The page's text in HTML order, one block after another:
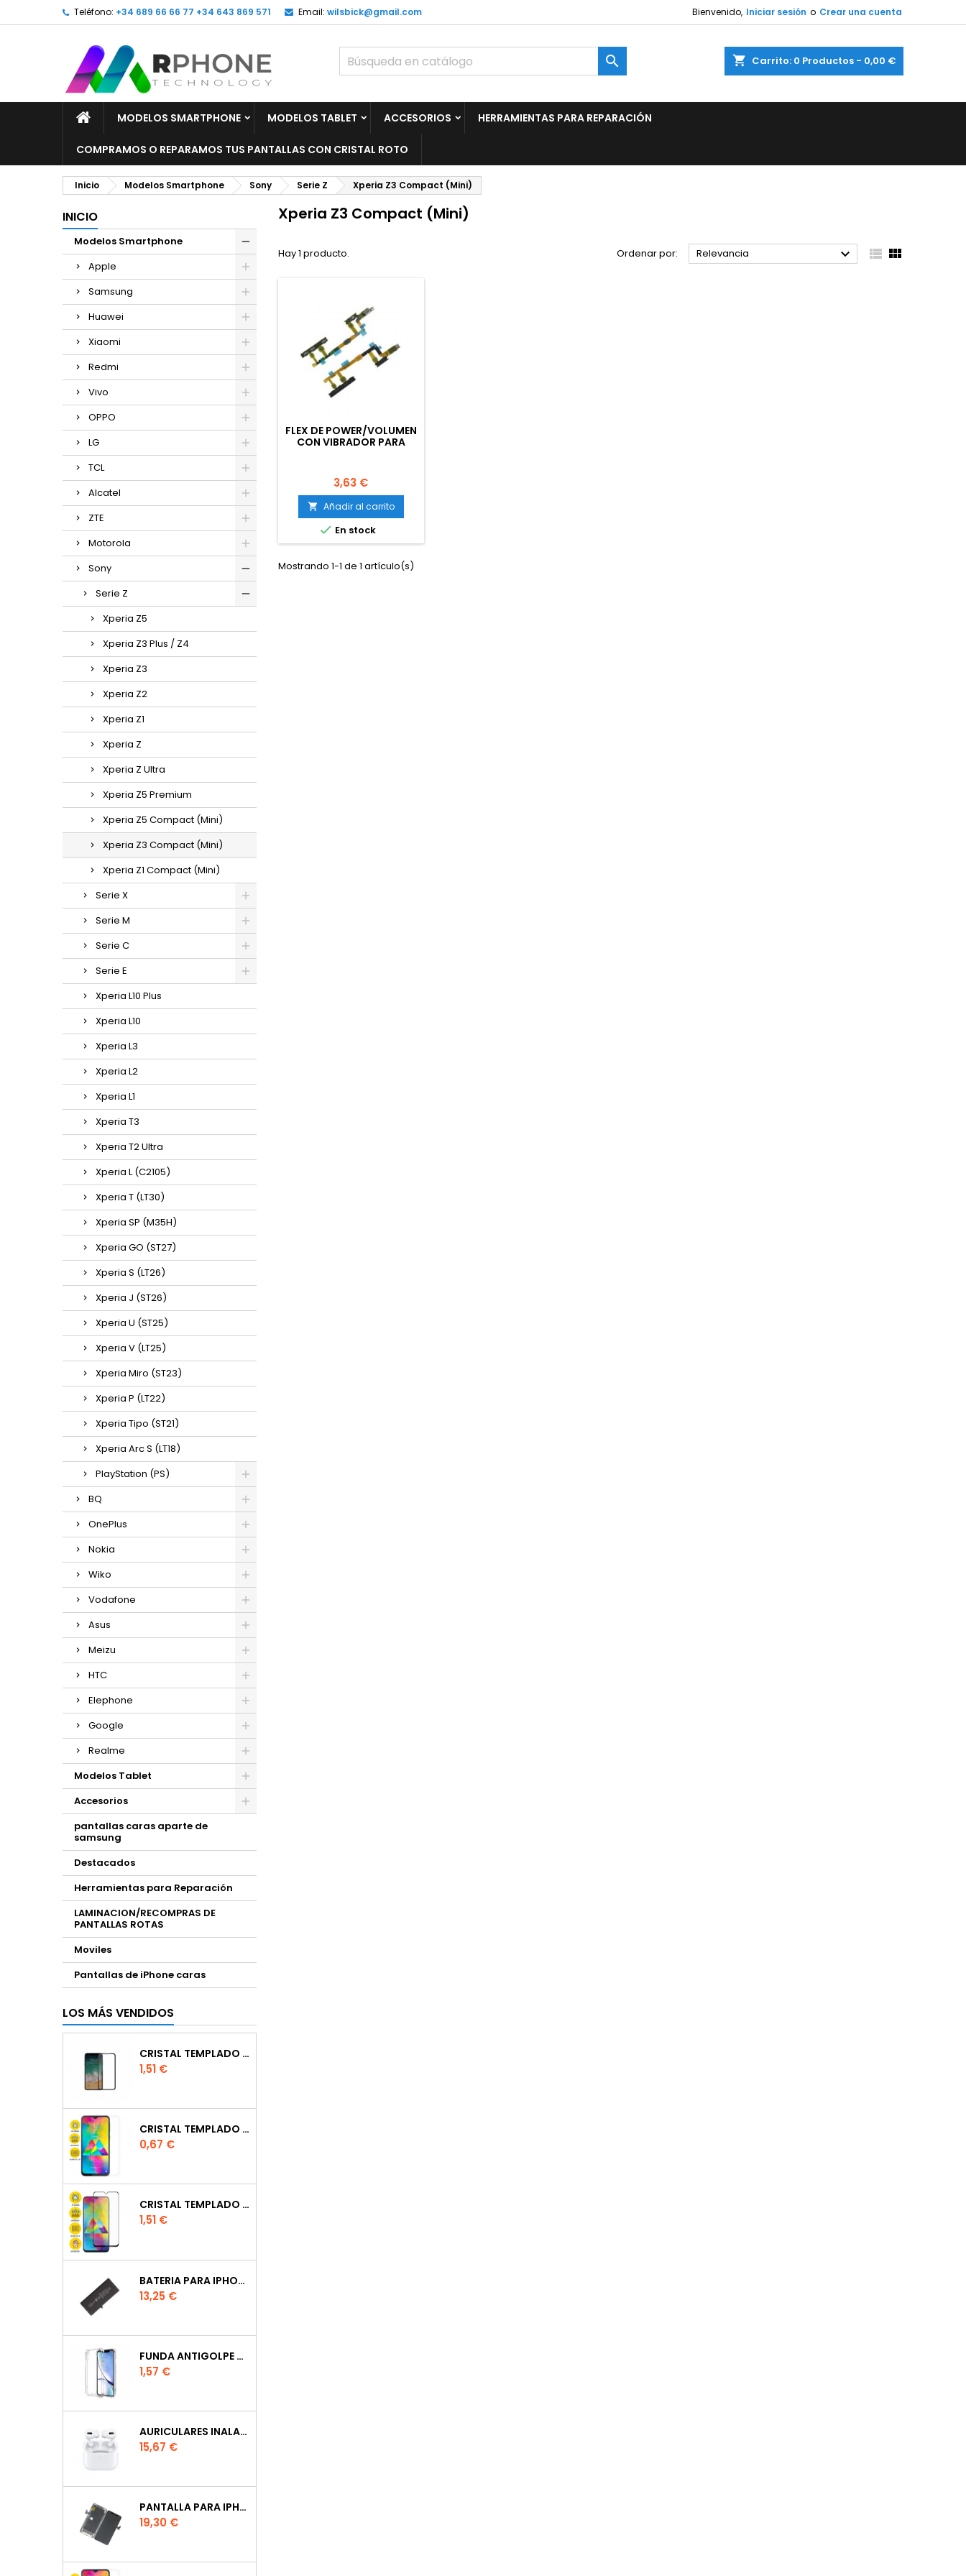
Teléfono: +34 689 66 66 77 +34 643 869 571 Email: wilsbick@gmail.com Bienvenido, Iniciar sesión o Crear una cuenta
shopping_cart Carrito: 0 Productos - 0,00 €

MODELOS SMARTPHONE MODELOS TABLET ACCESORIOS HERRAMIENTAS PARA REPARACIÓN
COMPRAMOS O REPARAMOS TUS PANTALLAS CON CRISTAL ROTO
Inicio Modelos Smartphone Sony Serie Z Xperia Z3 Compact (Mini)
INICIO
Modelos Smartphone
Apple
Samsung
Huawei
Xiaomi
Redmi
Vivo
OPPO
LG
TCL
Alcatel
ZTE
Motorola
Sony
Serie Z
Xperia Z5
Xperia Z3 Plus / Z4
Xperia Z3
Xperia Z2
Xperia Z1
Xperia Z
Xperia Z Ultra
Xperia Z5 Premium
Xperia Z5 Compact (Mini)
Xperia Z3 Compact (Mini)
Xperia Z1 Compact (Mini)
Serie X
Serie M
Serie C
Serie E
Xperia L10 Plus
Xperia L10
Xperia L3
Xperia L2
Xperia L1
Xperia T3
Xperia T2 Ultra
Xperia L (C2105)
Xperia T (LT30)
Xperia SP (M35H)
Xperia GO (ST27)
Xperia S (LT26)
Xperia J (ST26)
Xperia U (ST25)
Xperia V (LT25)
Xperia Miro (ST23)
Xperia P (LT22)
Xperia Tipo (ST21)
Xperia Arc S (LT18)
PlayStation (PS)
BQ
OnePlus
Nokia
Wiko
Vodafone
Asus
Meizu
HTC
Elephone
Google
Realme
Modelos Tablet
Accesorios
pantallas caras aparte de
samsung
Destacados
Herramientas para Reparación
LAMINACION/RECOMPRAS DE
PANTALLAS ROTAS
Moviles
Pantallas de iPhone caras
LOS MÁS VENDIDOS
CRISTAL TEMPLADO FULL GLUE
Precio
1,51 €
CRISTAL TEMPLADO NORMAL 2.5D PARA XIAOMI MI 6X
Precio
0,67 €
CRISTAL TEMPLADO FULL GLUE 6D PARA IPHONE XR / 11NEGRO
Precio
1,51 €
BATERIA PARA IPHONE 11 FOXCONN
Precio
13,25 €
FUNDA ANTIGOLPE PARA IPHONE SE2020
Precio
1,57 €
AURICULARES INALAMBRICO POR CONEXION BLUETOOTH PARA IPHONE PRO (CON CARGA INALAMBRICA)
Precio
15,67 €
PANTALLA PARA IPHONE 11 INCELL FHD+ 90HZ IC CAMBIABLE (ITRUCOLOR)
Precio
19,30 €
Xperia Z3 Compact (Mini)
Hay 1 producto. Ordenar por: Relevancia   
FLEX DE POWER/VOLUMEN
CON VIBRADOR PARA
Precio
3,63 €
 Añadir al carrito
 En stock
Mostrando 1-1 de 1 artículo(s)